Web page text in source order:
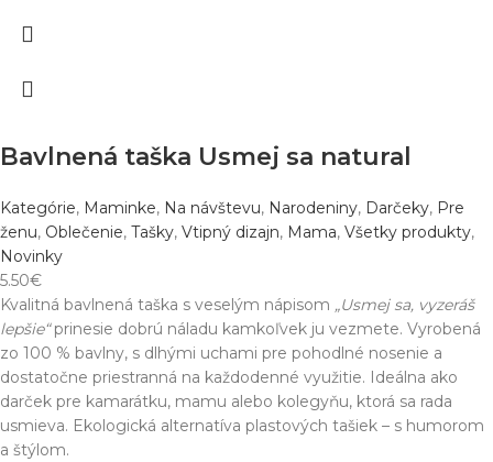
Bavlnená taška Usmej sa natural
Kategórie, Maminke, Na návštevu, Narodeniny, Darčeky, Pre
ženu, Oblečenie, Tašky, Vtipný dizajn, Mama, Všetky produkty,
Novinky
5.50€
Kvalitná bavlnená taška s veselým nápisom „Usmej sa, vyzeráš
lepšie“prinesie dobrú náladu kamkoľvek ju vezmete. Vyrobená
zo 100 % bavlny, s dlhými uchami pre pohodlné nosenie a
dostatočne priestranná na každodenné využitie. Ideálna ako
darček pre kamarátku, mamu alebo kolegyňu, ktorá sa rada
usmieva. Ekologická alternatíva plastových tašiek – s humorom
a štýlom.